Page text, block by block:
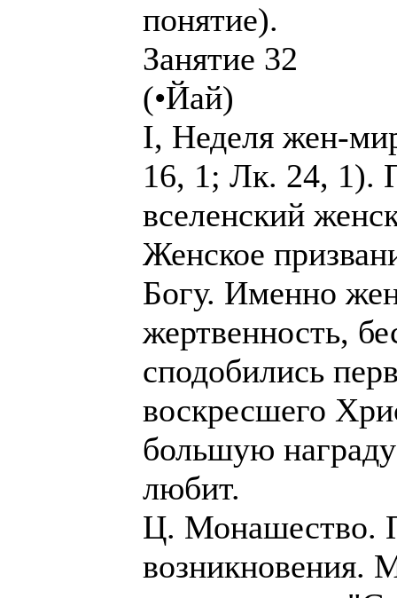
понятие).
Занятие 32
(•Йай)
I, Неделя жен-
16, 1; Лк. 24, 1).
вселенский
Женское
Богу. Именно
жертвенность,
сподобились
воскресшего
большую
любит.
Ц. Монашество.
возникновения.